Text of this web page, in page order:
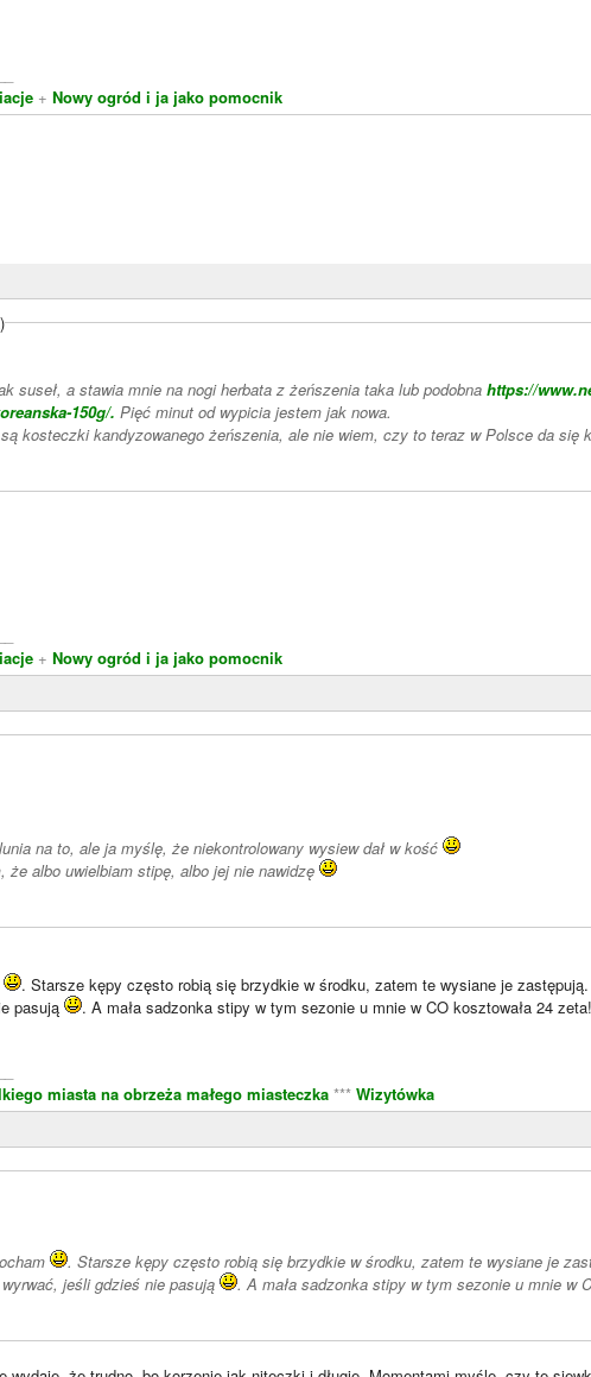
+ Nowy ogród i ja jako pomocnik
suseł, a stawia mnie na nogi herbata z żeńszenia taka lub podobna https://
150g/. Pięć minut od wypicia jestem jak nowa.
kosteczki kandyzowanego żeńszenia, ale nie wiem, czy to teraz w Polsce da się
+ Nowy ogród i ja jako pomocnik
na to, ale ja myślę, że niekontrolowany wysiew dał w kość
że albo uwielbiam stipę, albo jej nie nawidzę
. Starsze kępy często robią się brzydkie w środku, zatem te wysiane je
pasują
. A mała sadzonka stipy w tym sezonie u mnie w CO kosztowała 24 zeta!
miasta na obrzeża małego miasteczka *** Wizytówka
. Starsze kępy często robią się brzydkie w środku, zatem te wysiane je
jeśli gdzieś nie pasują
. A mała sadzonka stipy w tym sezonie u mnie w